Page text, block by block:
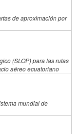
de aproximación por
(SLOP) para las rutas
aéreo ecuatoriano
mundial de